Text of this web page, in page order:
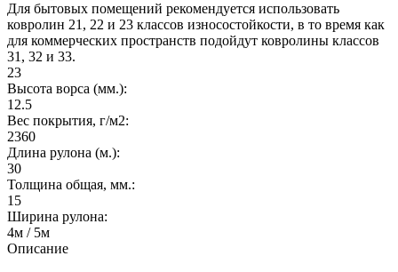
Для бытовых помещений рекомендуется использовать
ковролин 21, 22 и 23 классов износостойкости, в то время как
для коммерческих пространств подойдут ковролины классов
31, 32 и 33.
23
Высота ворса (мм.):
12.5
Вес покрытия, г/м2:
2360
Длина рулона (м.):
30
Толщина общая, мм.:
15
Ширина рулона:
4м / 5м
Описание